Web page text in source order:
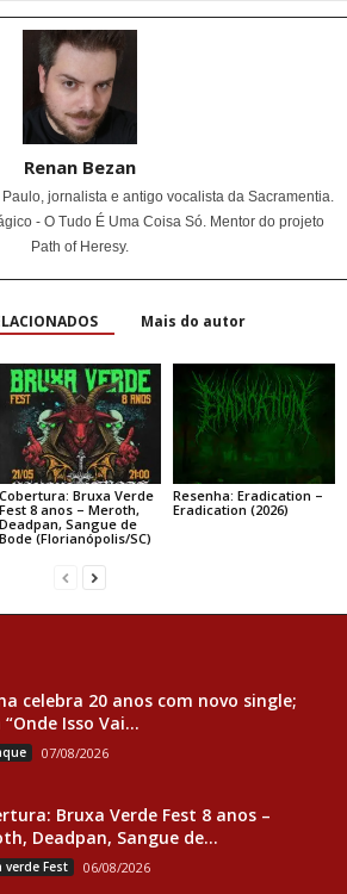
Renan Bezan
jornalista e antigo vocalista da Sacramentia.
- O Tudo É Uma Coisa Só. Mentor do projeto
Path of Heresy.
Mais do autor
Cobertura: Bruxa Verde
Fest 8 anos – Meroth,
Deadpan, Sangue de
Bode (Florianópolis/SC)
Resenha: Eradication –
Eradication (2026)
celebra 20 anos com novo single;
“Onde Isso Vai...
07/08/2026
Bruxa Verde Fest 8 anos –
Deadpan, Sangue de...
verde Fest 06/08/2026